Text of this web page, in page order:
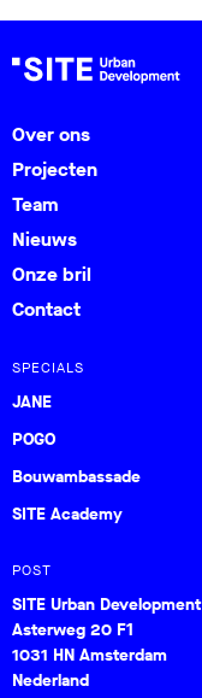
Over ons
Projecten
Team
Nieuws
Onze bril
Contact
SPECIALS
JANE
POGO
Bouwambassade
SITE Academy
POST
SITE Urban Development
Asterweg 20 F1
1031 HN Amsterdam
Nederland